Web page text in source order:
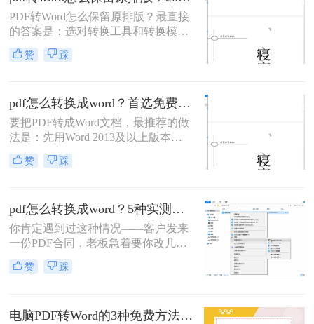
PDF转Word怎么保留原排版？最直接
的答案是：选对转换工具和转换模式
——可编辑PDF优先用Word直接打开
或专业转换软件的“排版优先”模式，
排版错乱、表格移位、字体变样等问
题的核心原则。
赞 踩
pdf怎么转换成word？首选免费工具，复杂文件再上专业软件！
要把PDF转成Word文档，最推荐的做
法是：先用Word 2013及以上版本直
接打开PDF（免费、无损）、再用
Google Drive在线转换（免费、云
底。
赞 踩
pdf怎么转换成word？5种实测方法，从免费到专业全攻略！
你肯定遇到过这种情况——客户发来
一份PDF合同，老板急着要你改几个
字；老师上传的PDF课件，你想复制
一段做笔记；或者自己扫描的纸质文
者，“pdf怎么转换成word”绝对是高频
赞 踩
电脑PDF转Word的3种免费方法实测：含效果对比与适用场景说明！